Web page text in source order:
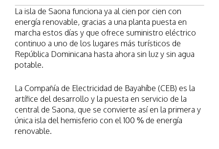
La isla de Saona funciona ya al cien por cien con
energía renovable, gracias a una planta puesta en
marcha estos días y que ofrece suministro eléctrico
continuo a uno de los lugares más turísticos de
República Dominicana hasta ahora sin luz y sin agua
potable.
La Compañía de Electricidad de Bayahíbe (CEB) es la
artífice del desarrollo y la puesta en servicio de la
central de Saona, que se convierte así en la primera y
única isla del hemisferio con el 100 % de energía
renovable.